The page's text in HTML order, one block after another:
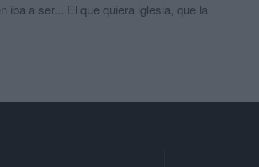
iba a ser... El que quiera iglesia, que la